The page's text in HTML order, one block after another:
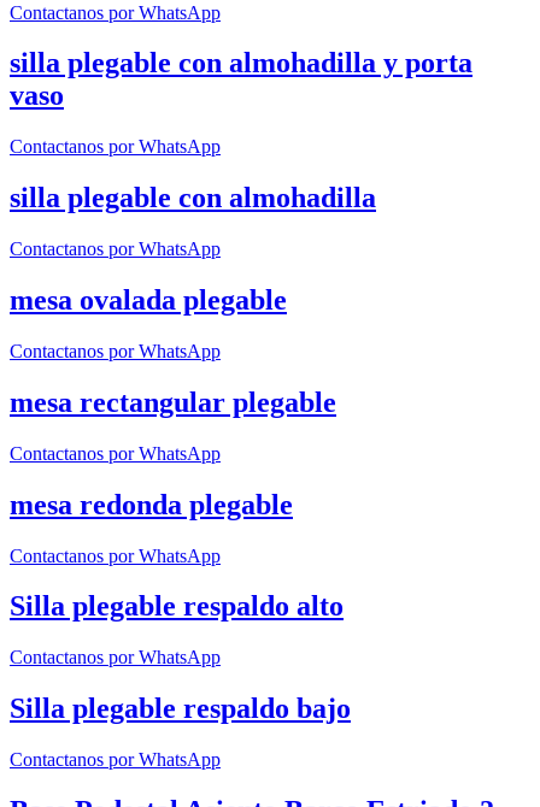
Contactanos por WhatsApp
silla plegable con almohadilla y porta
vaso
Contactanos por WhatsApp
silla plegable con almohadilla
Contactanos por WhatsApp
mesa ovalada plegable
Contactanos por WhatsApp
mesa rectangular plegable
Contactanos por WhatsApp
mesa redonda plegable
Contactanos por WhatsApp
Silla plegable respaldo alto
Contactanos por WhatsApp
Silla plegable respaldo bajo
Contactanos por WhatsApp